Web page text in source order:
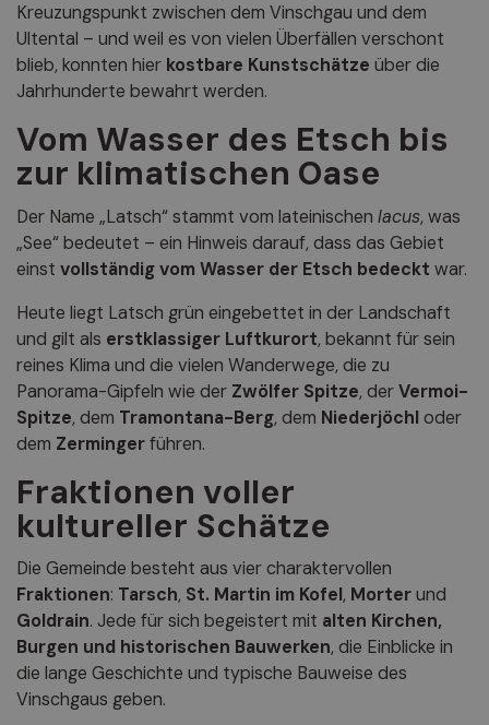
Kreuzungspunkt zwischen dem Vinschgau und dem
Ultental – und weil es von vielen Überfällen verschont
blieb, konnten hier kostbare Kunstschätze über die
Jahrhunderte bewahrt werden.
Vom Wasser des Etsch bis
zur klimatischen Oase
Der Name „Latsch“ stammt vom lateinischen lacus, was
„See“ bedeutet – ein Hinweis darauf, dass das Gebiet
einst vollständig vom Wasser der Etsch bedeckt war.
Heute liegt Latsch grün eingebettet in der Landschaft
und gilt als erstklassiger Luftkurort, bekannt für sein
reines Klima und die vielen Wanderwege, die zu
Panorama-Gipfeln wie der Zwölfer Spitze, derVermoi-
Spitze, dem Tramontana-Berg, dem Niederjöchl oder
dem Zermingerführen.
Fraktionen voller
kultureller Schätze
Die Gemeinde besteht aus vier charaktervollen
Fraktionen: Tarsch, St. Martin im Kofel, Morterund
Goldrain. Jede für sich begeistert mit alten Kirchen,
Burgen und historischen Bauwerken, die Einblicke in
die lange Geschichte und typische Bauweise des
Vinschgaus geben.